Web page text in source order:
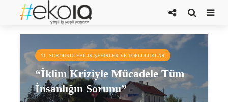
Çiğli Belediyesi
11. SÜRDÜRÜLEBILIR ŞEHIRLER VE TOPLULUKLAR
“İklim Kriziyle Mücadele Tüm
İnsanlığın Sorunu”